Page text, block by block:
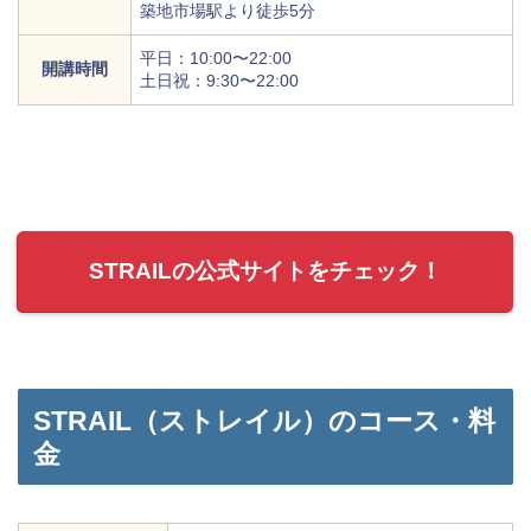
築地市場駅より徒歩5分
開講時間
平日：10:00〜22:00
土日祝：9:30〜22:00
STRAILの公式サイトをチェック！
STRAIL（ストレイル）のコース・料
金